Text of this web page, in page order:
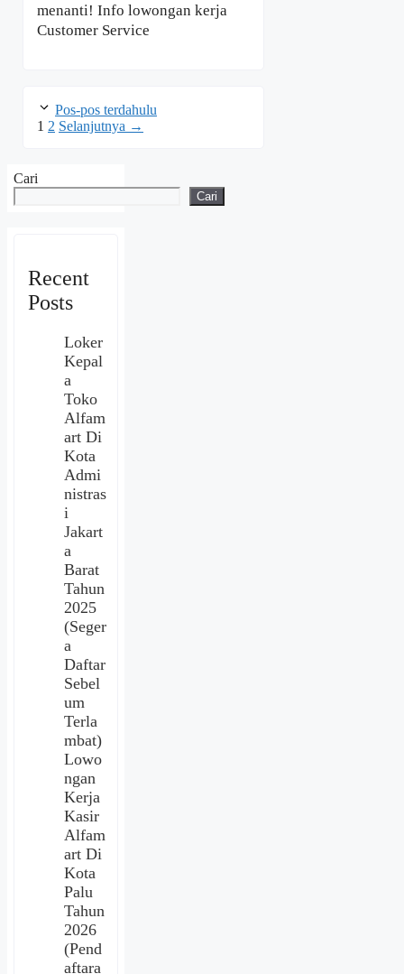
menanti! Info lowongan kerja
Customer Service
Pos-pos terdahulu
Halaman
1 Halaman
2 Selanjutnya →
Cari
Cari
Recent
Posts
Loker
Kepal
a
Toko
Alfam
art Di
Kota
Admi
nistras
i
Jakart
a
Barat
Tahun
2025
(Seger
a
Daftar
Sebel
um
Terla
mbat)
Lowo
ngan
Kerja
Kasir
Alfam
art Di
Kota
Palu
Tahun
2026
(Pend
aftara